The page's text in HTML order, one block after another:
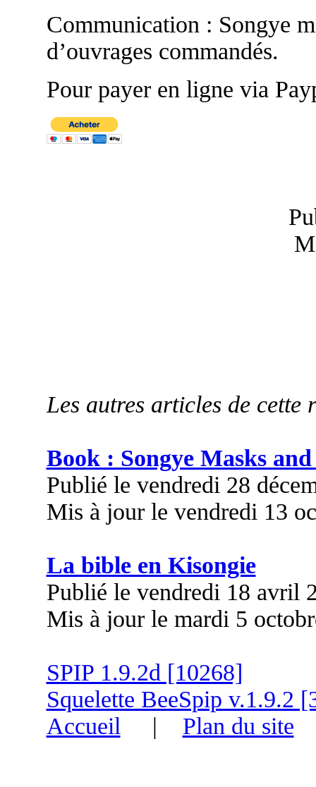
Communication : Songye
d’ouvrages commandés.
Pour payer en ligne via
Les autres articles de cette
Book : Songye Masks
Publié le vendredi 28
Mis à jour le vendredi 13
La bible en Kisongie
Publié le vendredi 18 avril
Mis à jour le mardi 5
SPIP 1.9.2d [10268]
Squelette BeeSpip v.1.9.2
Accueil | Plan du site